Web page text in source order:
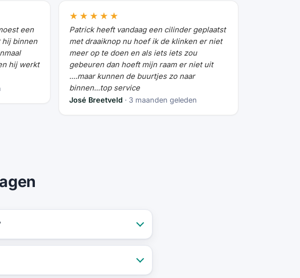
een
hij binnen
hij werkt
★★★★★
Patrick heeft vandaag een cilinder geplaatst
met draaiknop nu hoef ik de klinken er niet
meer op te doen en als iets iets zou
gebeuren dan hoeft mijn raam er niet uit
....maar kunnen de buurtjes zo naar
binnen...top service
José Breetveld · 3 maanden geleden